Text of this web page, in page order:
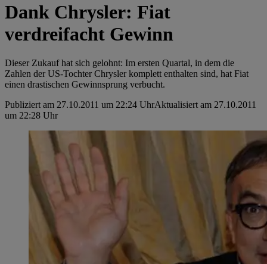
Dank Chrysler: Fiat
verdreifacht Gewinn
Dieser Zukauf hat sich gelohnt: Im ersten Quartal, in dem die
Zahlen der US-Tochter Chrysler komplett enthalten sind, hat Fiat
einen drastischen Gewinnsprung verbucht.
Publiziert am 27.10.2011 um 22:24 UhrAktualisiert am 27.10.2011
um 22:28 Uhr